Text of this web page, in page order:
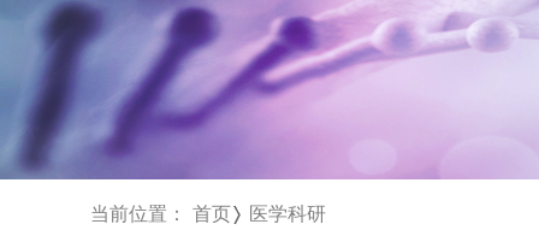
当前位置： 首页 医学科研